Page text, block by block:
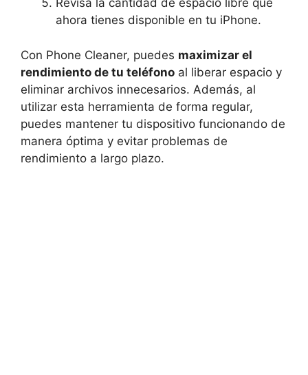
Revisa la cantidad de espacio libre que
ahora tienes disponible en tu iPhone.
Con Phone Cleaner, puedes maximizar el
rendimiento de tu teléfono al liberar espacio y
eliminar archivos innecesarios. Además, al
utilizar esta herramienta de forma regular,
puedes mantener tu dispositivo funcionando de
manera óptima y evitar problemas de
rendimiento a largo plazo.